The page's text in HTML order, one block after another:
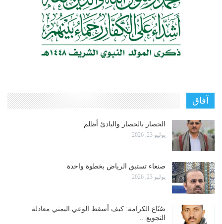
آفاق
الحصار بالحصار والبادئ أظلم
يوليو 23, 2026
صنعاء تستبق الرياض بخطوة واحدة
يوليو 23, 2026
صُنّاع الكرامة: كيف أسقط الوعي اليمني معادلة
التجويع…